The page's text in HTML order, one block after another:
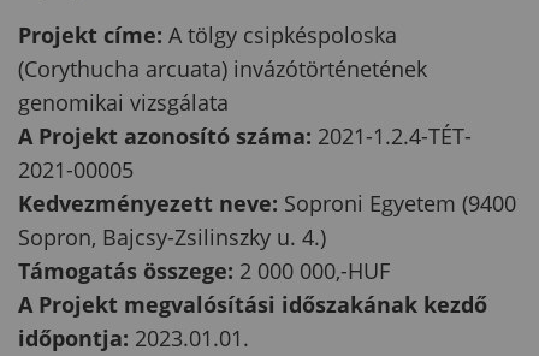
Projekt címe: A tölgy csipkéspoloska
(Corythucha arcuata) invázótörténetének
genomikai vizsgálata
A Projekt azonosító száma: 2021-1.2.4-TÉT-
2021-00005
Kedvezményezett neve: Soproni Egyetem (9400
Sopron, Bajcsy-Zsilinszky u. 4.)
Támogatás összege: 2 000 000,-HUF
A Projekt megvalósítási időszakának kezdő
időpontja: 2023.01.01.